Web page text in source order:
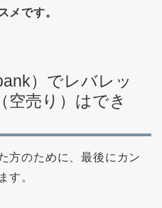
メです。
）でレバレッ
空売り）はでき
方のために、最後にカン
す。